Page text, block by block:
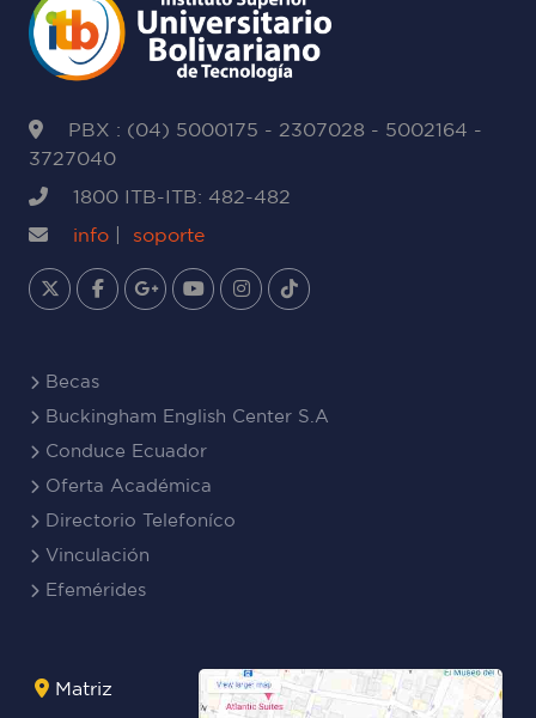
PBX : (04) 5000175 - 2307028 - 5002164 -
3727040
1800 ITB-ITB: 482-482
info
soporte
Becas
Buckingham English Center S.A
Conduce Ecuador
Oferta Académica
Directorio Telefoníco
Vinculación
Efemérides
Matriz